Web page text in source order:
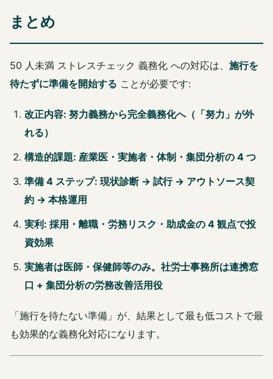
まとめ
50 人未満 ストレスチェック 義務化 への対応は、 施行を
待たずに準備を開始する ことが必要です:
改正内容: 努力義務から完全義務化へ（「努力」が外
れる）
構造的課題: 産業医・実施者・体制・集団分析の 4 つ
準備 4 ステップ: 現状診断 → 試行 → アウトソース契
約 → 本格運用
実利: 採用・離職・労務リスク・助成金の 4 観点で投
資効果
実施者は医師・保健師等のみ。社労士事務所は連携窓
口 + 集団分析の労務改善活用役
「施行を待たない準備」が、結果として最も低コストで最
も効果的な義務化対応になります。